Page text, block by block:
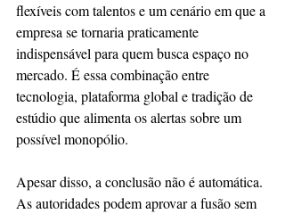
flexíveis com talentos e um cenário em que a
empresa se tornaria praticamente
indispensável para quem busca espaço no
mercado. É essa combinação entre
tecnologia, plataforma global e tradição de
estúdio que alimenta os alertas sobre um
possível monopólio.
Apesar disso, a conclusão não é automática.
As autoridades podem aprovar a fusão sem